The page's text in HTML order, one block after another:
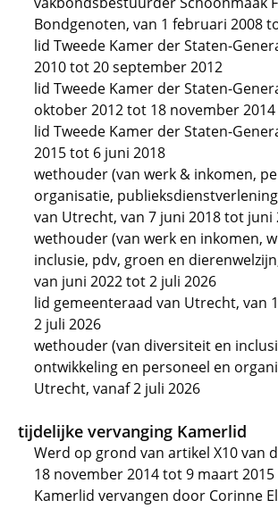
Bondgenoten, van 1 februari 2008
lid Tweede Kamer der Staten-
2010 tot 20 september 2012
lid Tweede Kamer der Staten-
oktober 2012 tot 18 november 2014
lid Tweede Kamer der Staten-
2015 tot 6 juni 2018
wethouder (van werk & inkomen,
organisatie,
van Utrecht, van 7 juni 2018 tot juni
wethouder (van werk en inkomen,
inclusie, pdv, groen en
van juni 2022 tot 2 juli 2026
lid gemeenteraad van Utrecht, van
2 juli 2026
wethouder (van diversiteit en
ontwikkeling en personeel en
Utrecht, vanaf 2 juli 2026
tijdelijke vervanging Kamerlid
Werd op grond van artikel X10 van
18 november 2014 tot 9 maart 2015
Kamerlid vervangen door Corinne